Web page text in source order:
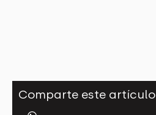
Comparte este artículo